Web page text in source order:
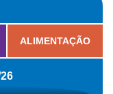
ALIMENTAÇÃO
26